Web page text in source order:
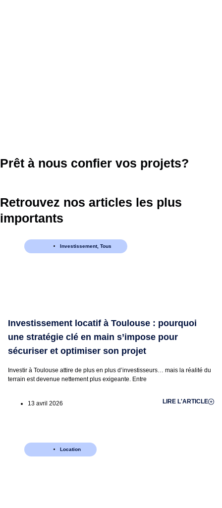
Prêt à nous confier vos projets?
Retrouvez nos articles les plus
importants
Investissement,Tous
Investissement locatif à Toulouse : pourquoi
une stratégie clé en main s’impose pour
sécuriser et optimiser son projet
Investir à Toulouse attire de plus en plus d’investisseurs… mais la réalité du
terrain est devenue nettement plus exigeante. Entre
13 avril 2026 LIRE L'ARTICLE
Location